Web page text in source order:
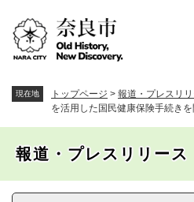
現在地 トップページ > 報道・プレスリ
を活用した国民健康保険手続き
報道・プレスリリース